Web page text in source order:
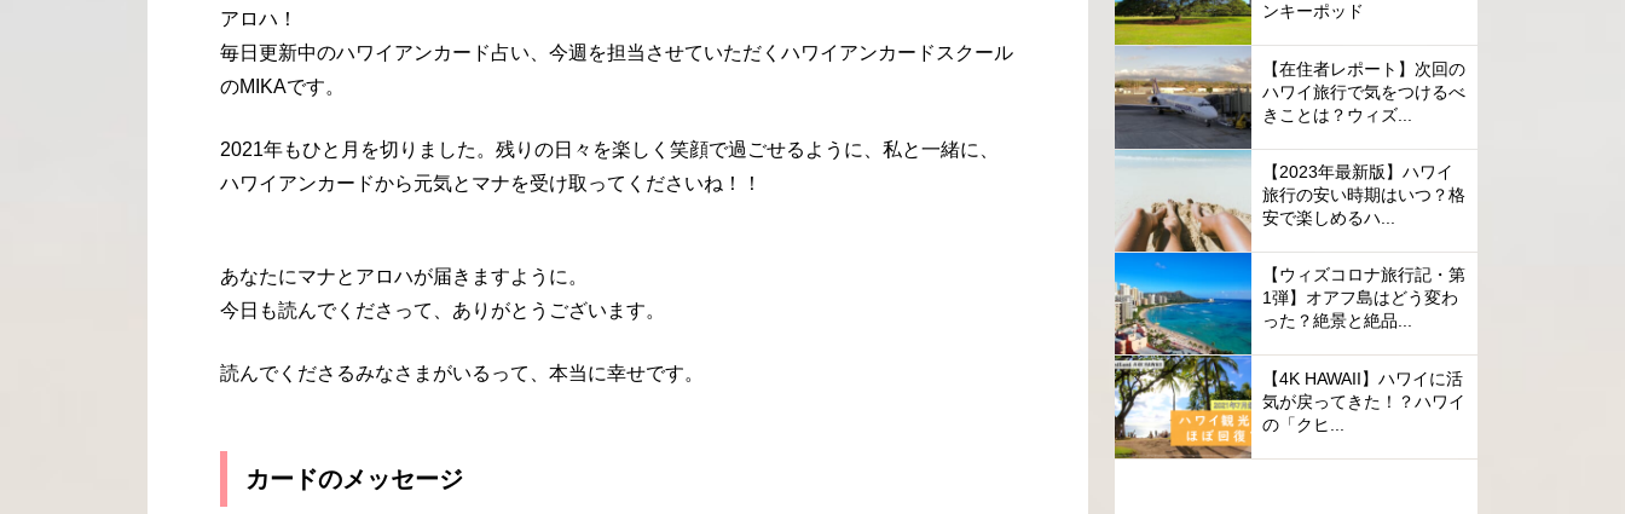
アロハ！
毎日更新中のハワイアンカード占い、今週を担当させていただくハワイアンカードスクール
のMIKAです。
2021年もひと月を切りました。残りの日々を楽しく笑顔で過ごせるように、私と一緒に、
ハワイアンカードから元気とマナを受け取ってくださいね！！
あなたにマナとアロハが届きますように。
今日も読んでくださって、ありがとうございます。
読んでくださるみなさまがいるって、本当に幸せです。
カードのメッセージ
ンキーポッド
【在住者レポート】次回の
ハワイ旅行で気をつけるべ
きことは？ウィズ...
【2023年最新版】ハワイ
旅行の安い時期はいつ？格
安で楽しめるハ...
【ウィズコロナ旅行記・第
1弾】オアフ島はどう変わ
った？絶景と絶品...
【4K HAWAII】ハワイに活
気が戻ってきた！？ハワイ
の「クヒ...